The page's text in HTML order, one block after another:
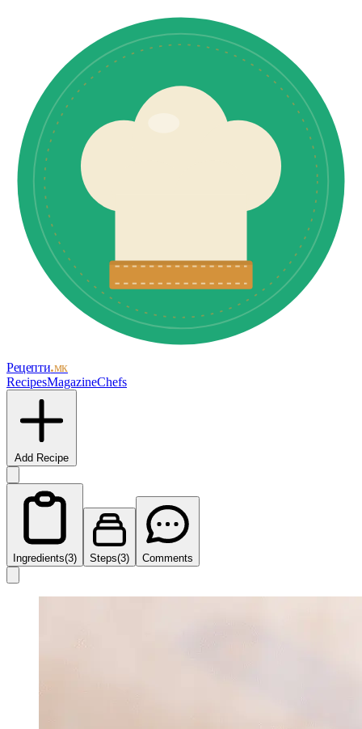
Рецепти.мк
RecipesMagazineChefs
Add Recipe
Ingredients(3) Steps(3) Comments